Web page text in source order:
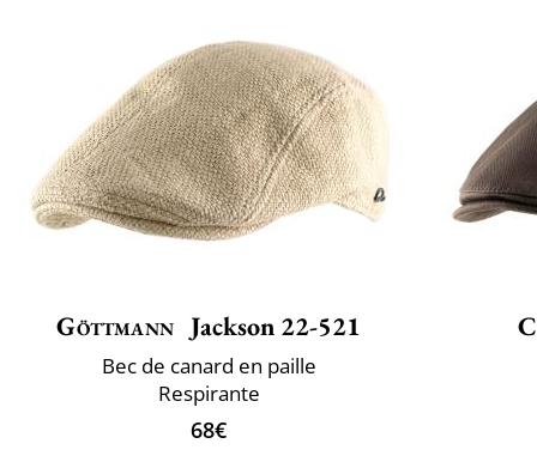
Göttmann Jackson 22-521
Bec de canard en paille
Respirante
68€